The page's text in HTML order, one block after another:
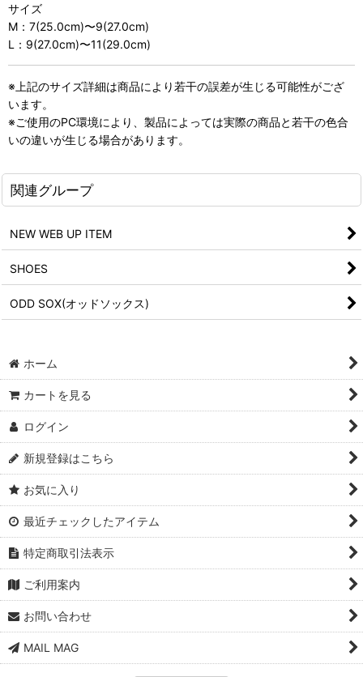
サイズ
M：7(25.0cm)〜9(27.0cm)
L：9(27.0cm)〜11(29.0cm)
※上記のサイズ詳細は商品により若干の誤差が生じる可能性がござ
います。
※ご使用のPC環境により、製品によっては実際の商品と若干の色合
いの違いが生じる場合があります。
関連グループ
NEW WEB UP ITEM
SHOES
ODD SOX(オッドソックス)
ホーム
カートを見る
ログイン
新規登録はこちら
お気に入り
最近チェックしたアイテム
特定商取引法表示
ご利用案内
お問い合わせ
MAIL MAG